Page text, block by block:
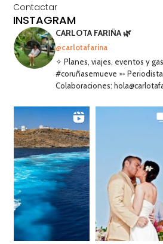
Contactar
INSTAGRAM
CARLOTA FARIÑA 🌿
@carlotafarina
✧ Planes, viajes, eventos y
#coruñasemueve ➳
Colaboraciones: